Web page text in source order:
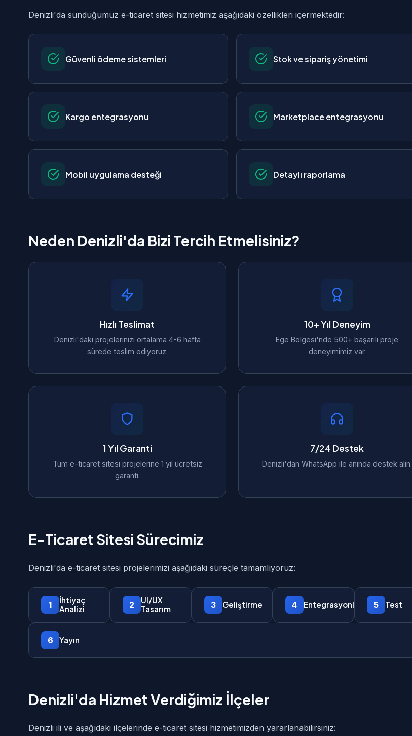
Denizli'da sunduğumuz e-ticaret sitesi hizmetimiz aşağıdaki özellikleri içermektedir:
Güvenli ödeme sistemleri Stok ve sipariş yönetimi
Kargo entegrasyonu Marketplace entegrasyonu
Mobil uygulama desteği Detaylı raporlama
Neden Denizli'da Bizi Tercih Etmelisiniz?
Hızlı Teslimat
Denizli'daki projelerinizi ortalama 4-6 hafta
sürede teslim ediyoruz.
10+ Yıl Deneyim
Ege Bölgesi'nde 500+ başarılı proje
deneyimimiz var.
1 Yıl Garanti
Tüm e-ticaret sitesi projelerine 1 yıl ücretsiz
garanti.
7/24 Destek
Denizli'dan WhatsApp ile anında destek alın.
E-Ticaret Sitesi Sürecimiz
Denizli'da e-ticaret sitesi projelerimizi aşağıdaki süreçle tamamlıyoruz:
1
İhtiyaç
Analizi
2
UI/UX
Tasarım
3 Geliştirme 4 Entegrasyonlar 5 Test
6 Yayın
Denizli'da Hizmet Verdiğimiz İlçeler
Denizli ili ve aşağıdaki ilçelerinde e-ticaret sitesi hizmetimizden yararlanabilirsiniz: